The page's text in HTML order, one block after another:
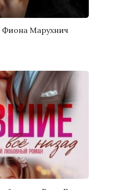
Фиона Марухнич